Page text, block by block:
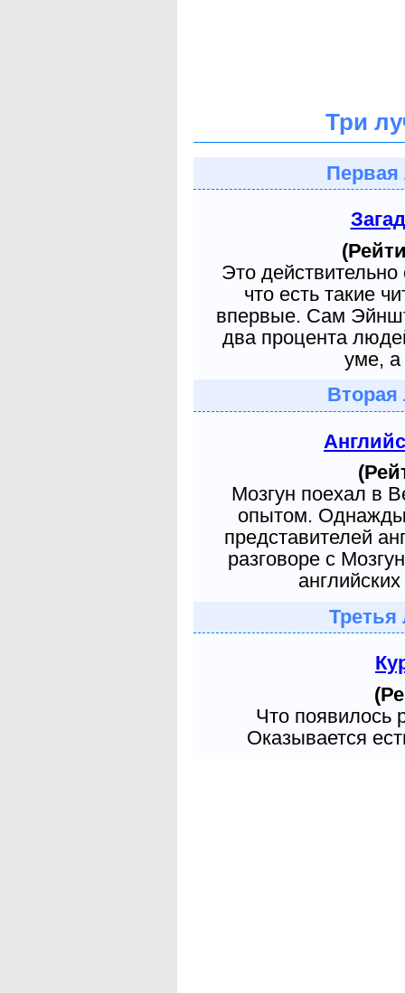
Три
Первая
Это
что есть такие
впервые. Сам
два процента
уме, а
Вторая
Мозгун поехал в
опытом. Однажды
представителей
разговоре с
Третья
Что появилось
Оказывается